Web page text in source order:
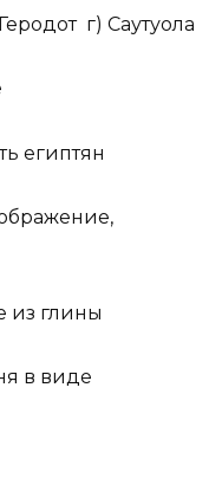
г) Саутуола
египтян
из глины
в виде